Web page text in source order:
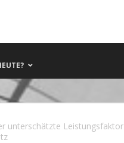
unterschätzte Leistungsfaktor